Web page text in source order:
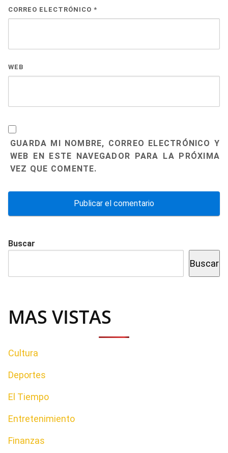
CORREO ELECTRÓNICO *
WEB
GUARDA MI NOMBRE, CORREO ELECTRÓNICO Y
WEB EN ESTE NAVEGADOR PARA LA PRÓXIMA
VEZ QUE COMENTE.
Buscar
Buscar
MAS VISTAS
Cultura
Deportes
El Tiempo
Entretenimiento
Finanzas